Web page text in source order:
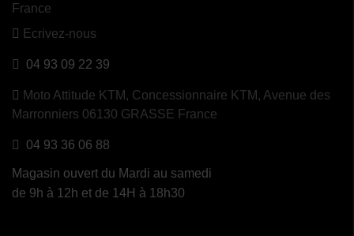
France
Ecrivez-nous
04 93 09 22 39
Moto Attitude KTM, Concessionnaire KTM, Avenue des
Marronniers 06130 GRASSE France
04 93 36 06 88
Magasin ouvert du Mardi au samedi
de 9h à 12h et de 14H à 18h30